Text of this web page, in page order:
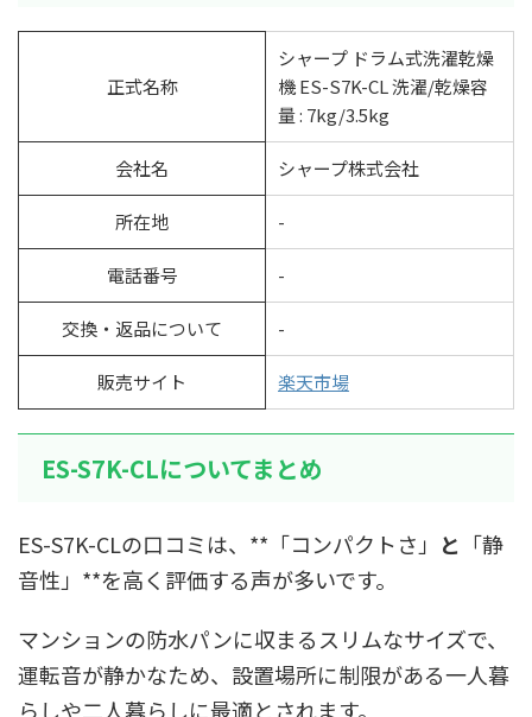
正式名称
シャープ ドラム式洗濯乾燥
機 ES-S7K-CL 洗濯/乾燥容
量 : 7kg/3.5kg
会社名 シャープ株式会社
所在地 -
電話番号 -
交換・返品について -
販売サイト 楽天市場
ES-S7K-CLについてまとめ
ES-S7K-CLの口コミは、**「コンパクトさ」 と 「静
音性」**を高く評価する声が多いです。
マンションの防水パンに収まるスリムなサイズで、
運転音が静かなため、設置場所に制限がある一人暮
らしや二人暮らしに最適とされます。